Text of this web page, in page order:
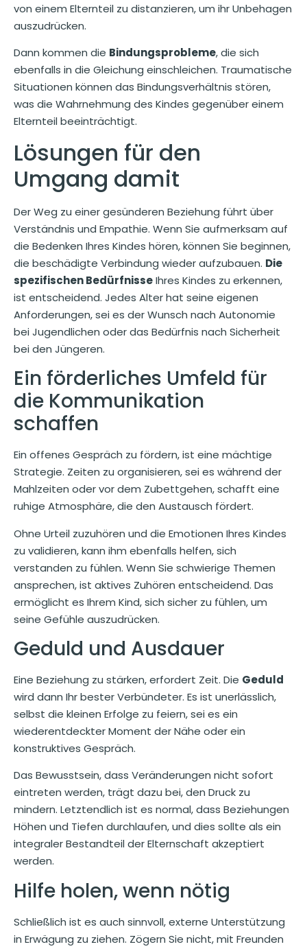
von einem Elternteil zu distanzieren, um ihr Unbehagen
auszudrücken.
Dann kommen die Bindungsprobleme, die sich
ebenfalls in die Gleichung einschleichen. Traumatische
Situationen können das Bindungsverhältnis stören,
was die Wahrnehmung des Kindes gegenüber einem
Elternteil beeinträchtigt.
Lösungen für den
Umgang damit
Der Weg zu einer gesünderen Beziehung führt über
Verständnis und Empathie. Wenn Sie aufmerksam auf
die Bedenken Ihres Kindes hören, können Sie beginnen,
die beschädigte Verbindung wieder aufzubauen. Die
spezifischen BedürfnisseIhres Kindes zu erkennen,
ist entscheidend. Jedes Alter hat seine eigenen
Anforderungen, sei es der Wunsch nach Autonomie
bei Jugendlichen oder das Bedürfnis nach Sicherheit
bei den Jüngeren.
Ein förderliches Umfeld für
die Kommunikation
schaffen
Ein offenes Gespräch zu fördern, ist eine mächtige
Strategie. Zeiten zu organisieren, sei es während der
Mahlzeiten oder vor dem Zubettgehen, schafft eine
ruhige Atmosphäre, die den Austausch fördert.
Ohne Urteil zuzuhören und die Emotionen Ihres Kindes
zu validieren, kann ihm ebenfalls helfen, sich
verstanden zu fühlen. Wenn Sie schwierige Themen
ansprechen, ist aktives Zuhören entscheidend. Das
ermöglicht es Ihrem Kind, sich sicher zu fühlen, um
seine Gefühle auszudrücken.
Geduld und Ausdauer
Eine Beziehung zu stärken, erfordert Zeit. Die Geduld
wird dann Ihr bester Verbündeter. Es ist unerlässlich,
selbst die kleinen Erfolge zu feiern, sei es ein
wiederentdeckter Moment der Nähe oder ein
konstruktives Gespräch.
Das Bewusstsein, dass Veränderungen nicht sofort
eintreten werden, trägt dazu bei, den Druck zu
mindern. Letztendlich ist es normal, dass Beziehungen
Höhen und Tiefen durchlaufen, und dies sollte als ein
integraler Bestandteil der Elternschaft akzeptiert
werden.
Hilfe holen, wenn nötig
Schließlich ist es auch sinnvoll, externe Unterstützung
in Erwägung zu ziehen. Zögern Sie nicht, mit Freunden